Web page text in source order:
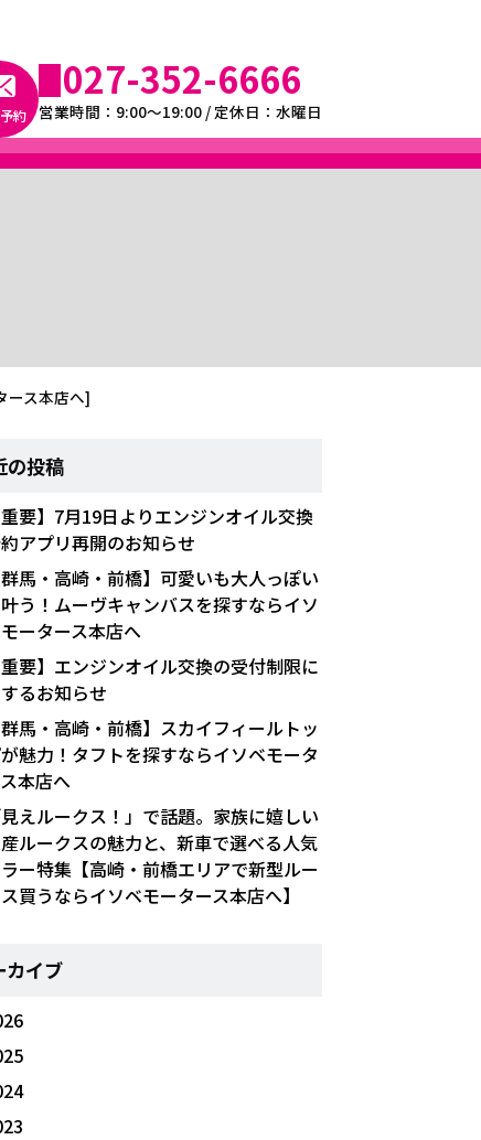
約
027-352-6666
営業時間：9:00～19:00 / 定休日：水曜日
ース本店へ]
の投稿
重要】7月19日よりエンジンオイル交換
アプリ再開のお知らせ
群馬・高崎・前橋】可愛いも大人っぽい
う！ムーヴキャンバスを探すならイソ
ータース本店へ
重要】エンジンオイル交換の受付制限に
るお知らせ
群馬・高崎・前橋】スカイフィールトッ
魅力！タフトを探すならイソベモータ
本店へ
見えルークス！」で話題。家族に嬉しい
ルークスの魅力と、新車で選べる人気
ー特集【高崎・前橋エリアで新型ルー
買うならイソベモータース本店へ】
カイブ